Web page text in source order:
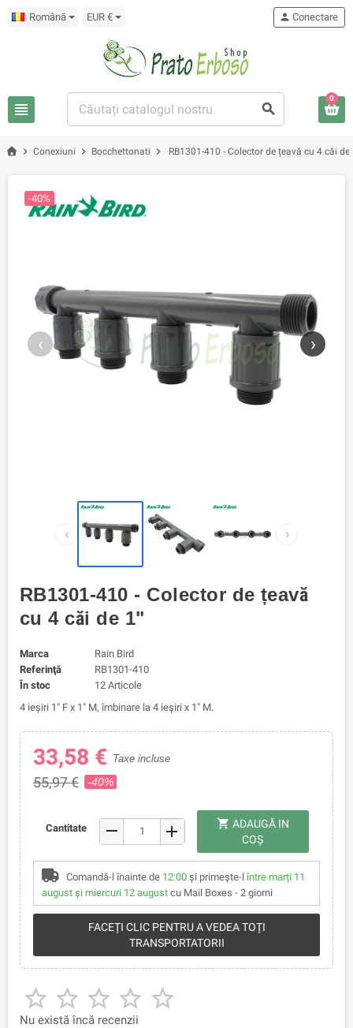
Română EUR €
view_headline search
person Conectare
0
chevron_right Conexiuni chevron_right Bocchettonati chevron_right RB1301-410 - Colector de țeavă cu 4 căi de
‹ ›
‹ ›
-40%
RB1301-410 - Colector de țeavă
cu 4 căi de 1"
Marca
Rain Bird
Referinţă
RB1301-410
În stoc
12 Articole
4 ieșiri 1" F x 1" M, îmbinare la 4 ieșiri x 1" M.
33,58 € Taxe incluse
55,97 € -40%
Cantitate remove add shopping_cart ADAUGĂ IN
COŞ
Comandă-l înainte de 12:00 și primește-l între marți 11
august și miercuri 12 august cu Mail Boxes - 2 giorni
FACEȚI CLIC PENTRU A VEDEA TOȚI
TRANSPORTATORII
    
Nu există încă recenzii